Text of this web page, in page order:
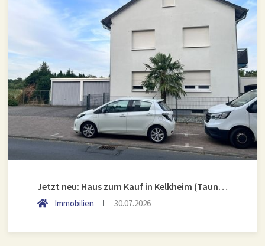
Jetzt neu: Haus zum Kauf in Kelkheim (Taunus)
Immobilien 30.07.2026